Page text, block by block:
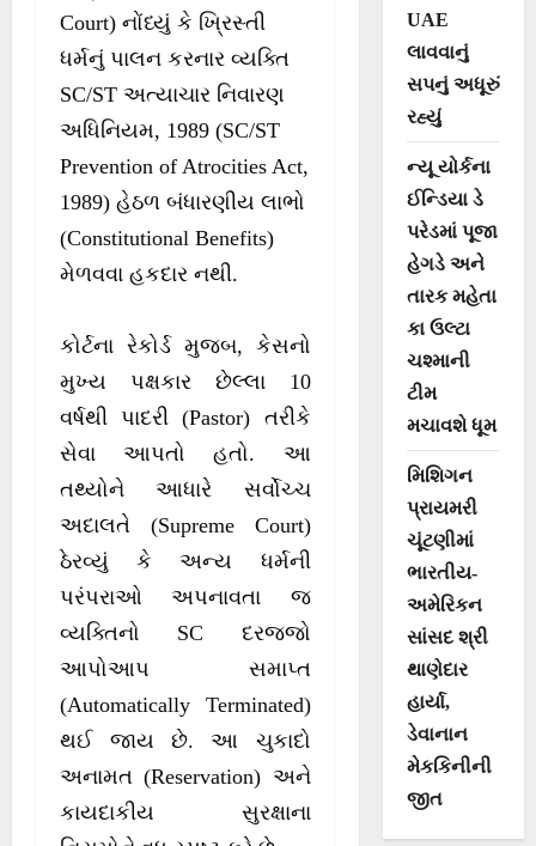
Court) નોંધ્યું કે ખ્રિસ્તી
ધર્મનું પાલન કરનાર વ્યક્તિ
SC/ST અત્યાચાર નિવારણ
અધિનિયમ, 1989 (SC/ST
Prevention of Atrocities Act,
1989) હેઠળ બંધારણીય લાભો
(Constitutional Benefits)
મેળવવા હકદાર નથી.
કોર્ટના રેકોર્ડ મુજબ, કેસનો
મુખ્ય પક્ષકાર છેલ્લા 10
વર્ષથી પાદરી (Pastor) તરીકે
સેવા આપતો હતો. આ
તથ્યોને આધારે સર્વોચ્ચ
અદાલતે (Supreme Court)
ઠેરવ્યું કે અન્ય ધર્મની
પરંપરાઓ અપનાવતા જ
વ્યક્તિનો SC દરજ્જો
આપોઆપ સમાપ્ત
(Automatically Terminated)
થઈ જાય છે. આ ચુકાદો
અનામત (Reservation) અને
કાયદાકીય સુરક્ષાના
UAE
લાવવાનું
સપનું અધૂરું
રહ્યું
ન્યૂ યોર્કના
ઈન્ડિયા ડે
પરેડમાં પૂજા
હેગડે અને
તારક મહેતા
કા ઉલ્ટા
ચશ્માની
ટીમ
મચાવશે ધૂમ
મિશિગન
પ્રાયમરી
ચૂંટણીમાં
ભારતીય-
અમેરિકન
સાંસદ શ્રી
થાણેદાર
હાર્યા,
ડેવાનાન
મેકકિનીની
જીત